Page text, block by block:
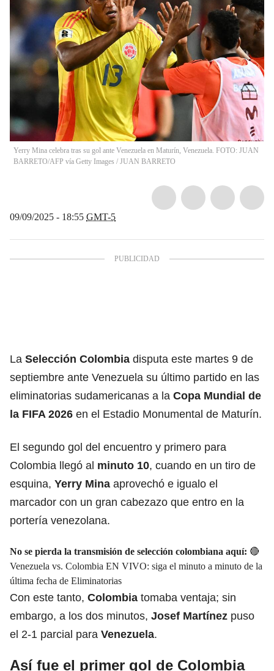
Yerry Mina celebra tras su gol ante Venezuela en Maturín, Venezuela. FOTO: JUAN
BARRETO/AFP vía Getty Images / JUAN BARRETO
09/09/2025 - 18:55 GMT-5
La Selección Colombia disputa este martes 9 de
septiembre ante Venezuela su último partido en las
eliminatorias sudamericanas a la Copa Mundial de
la FIFA 2026 en el Estadio Monumental de Maturín.
El segundo gol del encuentro y primero para
Colombia llegó al minuto 10, cuando en un tiro de
esquina, Yerry Mina aprovechó e igualo el
marcador con un gran cabezazo que entro en la
portería venezolana.
No se pierda la transmisión de selección colombiana aquí: 🔴
Venezuela vs. Colombia EN VIVO: siga el minuto a minuto de la
última fecha de Eliminatorias
Con este tanto, Colombia tomaba ventaja; sin
embargo, a los dos minutos, Josef Martínez puso
el 2-1 parcial para Venezuela.
Así fue el primer gol de Colombia